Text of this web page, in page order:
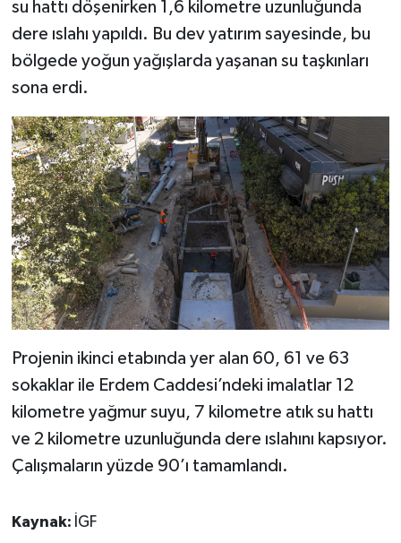
su hattı döşenirken 1,6 kilometre uzunluğunda
dere ıslahı yapıldı. Bu dev yatırım sayesinde, bu
bölgede yoğun yağışlarda yaşanan su taşkınları
sona erdi.
Projenin ikinci etabında yer alan 60, 61 ve 63
sokaklar ile Erdem Caddesi’ndeki imalatlar 12
kilometre yağmur suyu, 7 kilometre atık su hattı
ve 2 kilometre uzunluğunda dere ıslahını kapsıyor.
Çalışmaların yüzde 90’ı tamamlandı.
Kaynak: İGF